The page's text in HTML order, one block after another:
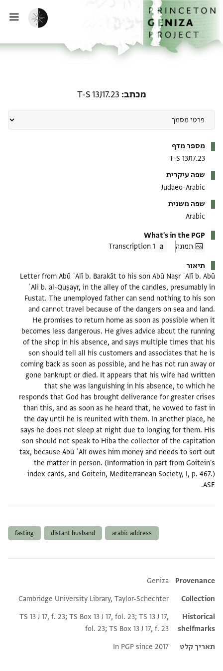
לתוכןהבית
הפעלת מצב כהה
מכתב T-S 13J17.23
מספר מדף
T-S 13J17.23
שפה עיקרית
Judaeo-Arabic
שפה משנית
Arabic
What's in the PGP
תמונה
1 Transcription
תיאור
Letter from Abū ʿAlī b. Barakāt to his son Abū Naṣr ʿAlī b. Abū
ʿAli b. al-Quṣayr, in the alley of the candles, presumably in
Fustat. The unemployed father can send nothing to his son
and cannot travel because of the dangers on sea and land.
He promises to return home as soon as possible when it
becomes less dangerous. He gives advice about the running
of the shop in his absence, and says multiple times that his
son should tell all his customers and associates that he is
coming back as soon as possible, and he has not run away or
gone bankrupt or died. It appears that his wife had written
that she was languishing in his absence, to which he
responds that God has brought deliverance for greater crises
than this, and as soon as he heard that, he vowed to fast in
the day until he is reunited with them. In another place, he
says he does not sleep at night due to longing for them. His
son should not speak to Hiba the collector of the capitation
tax, because Abū ʿAlī owes him money and needs to sort out
the matter in person. (Information in part from Goitein's
index cards, and Goitein, Mediterranean Society, I, p. 467.)
ASE.
arabic address
distant husband
fasting
Additional metadata
Provenance
Geniza
Collection
Cambridge University Library, Taylor-Schechter
Historical
shelfmarks
TS 13 J 17, f. 23; TS Box 13 J 17, fol. 23; TS 13 J 17,
fol. 23; TS Box 13 J 17, f. 23
תאריך קלט
In PGP since 2017